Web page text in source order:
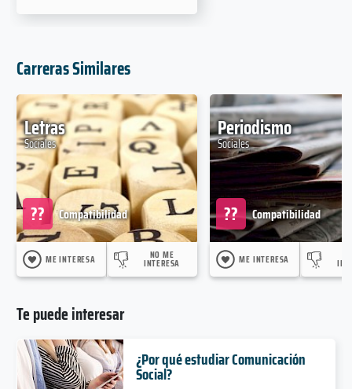
Carreras Similares
Letras
Sociales
Compatibilidad
??
ME INTERESA NO ME
INTERESA
Periodismo
Sociales
Compatibilidad
??
ME INTERESA
Te puede interesar
¿Por qué estudiar Comunicación
Social?